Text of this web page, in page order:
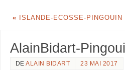
« ISLANDE-ECOSSE-PINGOUIN
AlainBidart-
DEALAIN BIDART
23 MAI 2017